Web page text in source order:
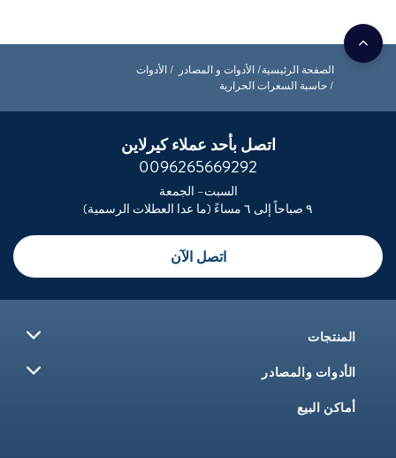
الصفحة الرئيسية الأدوات و المصادر
الأدوات
حاسبة السعرات الحرارية
اتصل بأحد عملاء كيرلاين
0096265669292
السبت– الجمعة
٩ صباحاً إلى ٦ مساءً (ما عدا العطلات الرسمية)
اتصل الآن
المنتجات
الأدوات والمصادر
أماكن البيع